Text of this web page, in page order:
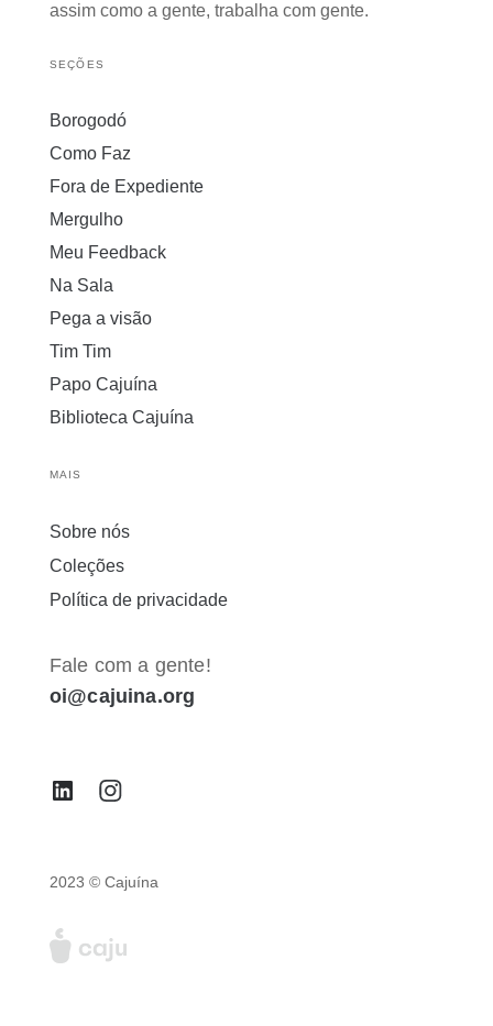
assim como a gente, trabalha com gente.
SEÇÕES
Borogodó
Como Faz
Fora de Expediente
Mergulho
Meu Feedback
Na Sala
Pega a visão
Tim Tim
Papo Cajuína
Biblioteca Cajuína
MAIS
Sobre nós
Coleções
Política de privacidade
Fale com a gente!
oi@cajuina.org
2023 © Cajuína